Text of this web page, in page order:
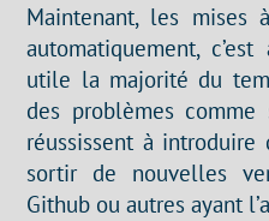
Maintenant, les mises
automatiquement,
utile la majorité du
des problèmes
réussissent à
sortir de nouvelles
Github ou autres ayant